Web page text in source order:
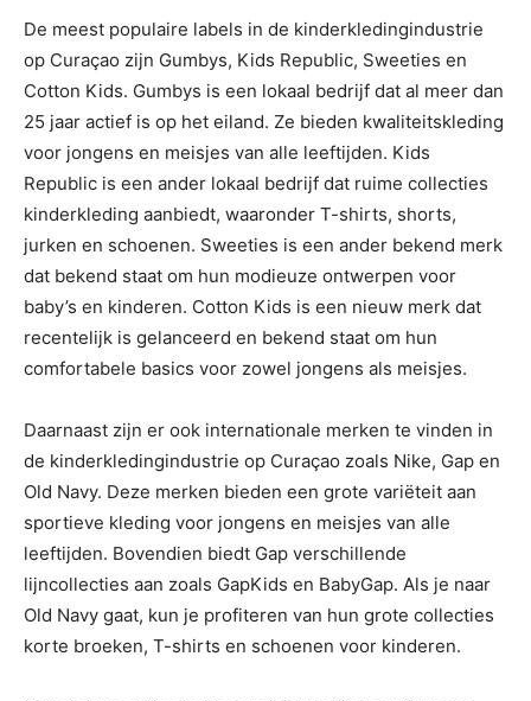
De meest populaire labels in de kinderkledingindustrie
op Curaçao zijn Gumbys, Kids Republic, Sweeties en
Cotton Kids. Gumbys is een lokaal bedrijf dat al meer dan
25 jaar actief is op het eiland. Ze bieden kwaliteitskleding
voor jongens en meisjes van alle leeftijden. Kids
Republic is een ander lokaal bedrijf dat ruime collecties
kinderkleding aanbiedt, waaronder T-shirts, shorts,
jurken en schoenen. Sweeties is een ander bekend merk
dat bekend staat om hun modieuze ontwerpen voor
baby’s en kinderen. Cotton Kids is een nieuw merk dat
recentelijk is gelanceerd en bekend staat om hun
comfortabele basics voor zowel jongens als meisjes.
Daarnaast zijn er ook internationale merken te vinden in
de kinderkledingindustrie op Curaçao zoals Nike, Gap en
Old Navy. Deze merken bieden een grote variëteit aan
sportieve kleding voor jongens en meisjes van alle
leeftijden. Bovendien biedt Gap verschillende
lijncollecties aan zoals GapKids en BabyGap. Als je naar
Old Navy gaat, kun je profiteren van hun grote collecties
korte broeken, T-shirts en schoenen voor kinderen.